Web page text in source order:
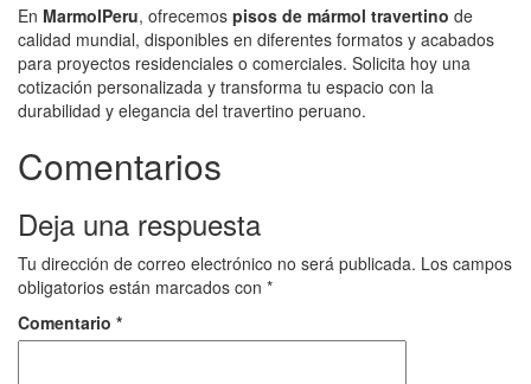
En MarmolPeru, ofrecemos pisos de mármol travertino de
calidad mundial, disponibles en diferentes formatos y acabados
para proyectos residenciales o comerciales. Solicita hoy una
cotización personalizada y transforma tu espacio con la
durabilidad y elegancia del travertino peruano.
Comentarios
Deja una respuesta
Tu dirección de correo electrónico no será publicada. Los campos
obligatorios están marcados con *
Comentario *